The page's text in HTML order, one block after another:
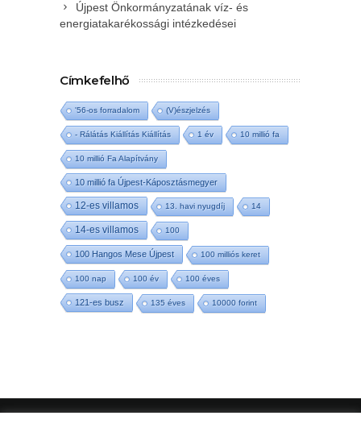
Újpest Önkormányzatának víz- és
energiatakarékossági intézkedései
Címkefelhő
'56-os forradalom (V)észjelzés
- Rálátás Kiállítás Kiállítás 1 év 10 millió fa
10 millió Fa Alapítvány
10 millió fa Újpest-Káposztásmegyer
12-es villamos 13. havi nyugdíj 14
14-es villamos 100
100 Hangos Mese Újpest 100 milliós keret
100 nap 100 év 100 éves
121-es busz 135 éves 10000 forint